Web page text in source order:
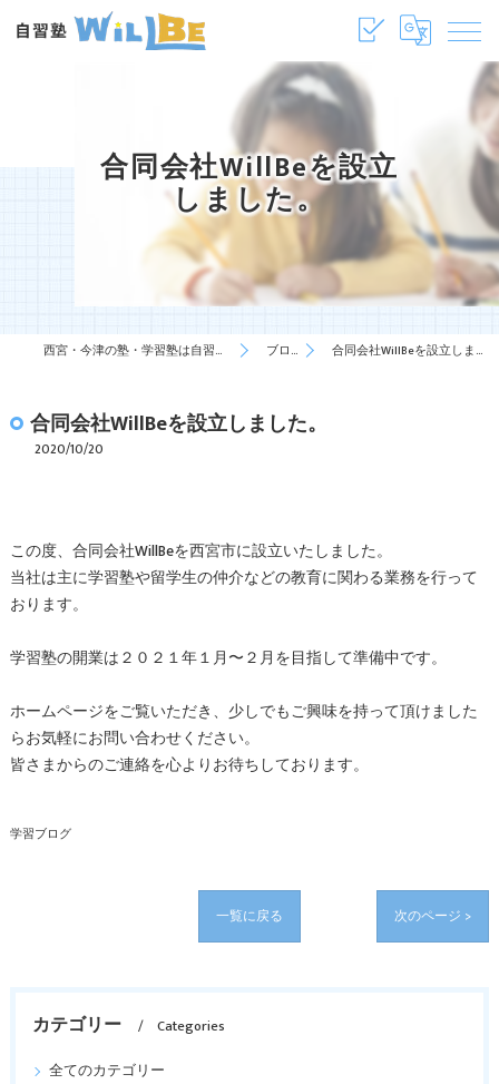
合同会社WillBeを設立
しました。
西宮・今津の塾・学習塾は自習塾WillBe ブログ 合同会社WillBeを設立しました。
合同会社WillBeを設立しました。
2020/10/20
この度、合同会社WillBeを西宮市に設立いたしました。
当社は主に学習塾や留学生の仲介などの教育に関わる業務を行って
おります。
学習塾の開業は２０２１年１月〜２月を目指して準備中です。
ホームページをご覧いただき、少しでもご興味を持って頂けました
らお気軽にお問い合わせください。
皆さまからのご連絡を心よりお待ちしております。
学習ブログ
一覧に戻る 次のページ >
カテゴリー
Categories
全てのカテゴリー